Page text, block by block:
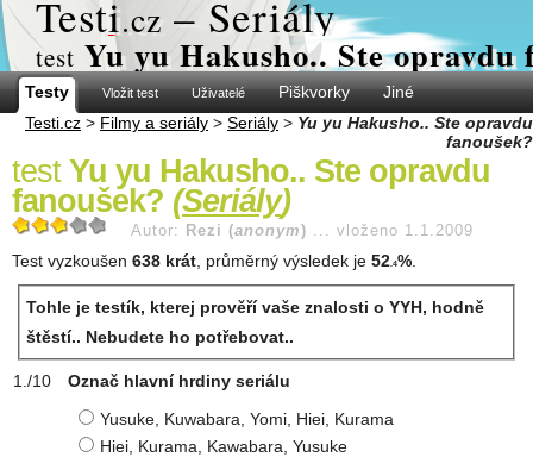
Testi.cz – Seriály
test Yu yu Hakusho.. Ste opravdu
Testy Vložit test Uživatelé Piškvorky
Jiné
Testi.cz > Filmy a seriály > Seriály > Yu yu Hakusho.. Ste opravdu
fanoušek?
test Yu yu Hakusho.. Ste opravdu
fanoušek? (Seriály)
Autor: Rezi (anonym ) ... vloženo 1.1.2009
Test vyzkoušen 638 krát , průměrný výsledek je 52 .4%
Tohle je testík, kterej prověří vaše znalosti o YYH, hodně
štěstí.. Nebudete ho potřebovat..
Označ hlavní hrdiny seriálu
Yusuke, Kuwabara, Yomi, Hiei, Kurama
Hiei, Kurama, Kawabara, Yusuke